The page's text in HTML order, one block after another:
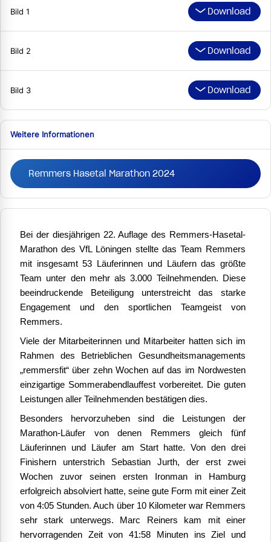
Bild 1 Download
Bild 2 Download
Bild 3 Download
Weitere Informationen
Remmers Hasetal Marathon 2024
Bei der diesjährigen 22. Auflage des Remmers-Hasetal-
Marathon des VfL Löningen stellte das Team Remmers
mit insgesamt 53 Läuferinnen und Läufern das größte
Team unter den mehr als 3.000 Teilnehmenden. Diese
beeindruckende Beteiligung unterstreicht das starke
Engagement und den sportlichen Teamgeist von
Remmers.
Viele der Mitarbeiterinnen und Mitarbeiter hatten sich im
Rahmen des Betrieblichen Gesundheitsmanagements
„remmersfit“ über zehn Wochen auf das im Nordwesten
einzigartige Sommerabendlauffest vorbereitet. Die guten
Leistungen aller Teilnehmenden bestätigen dies.
Besonders hervorzuheben sind die Leistungen der
Marathon-Läufer von denen Remmers gleich fünf
Läuferinnen und Läufer am Start hatte. Von den drei
Finishern unterstrich Sebastian Jurth, der erst zwei
Wochen zuvor seinen ersten Ironman in Hamburg
erfolgreich absolviert hatte, seine gute Form mit einer Zeit
von 4:05 Stunden. Auch über 10 Kilometer war Remmers
sehr stark unterwegs. Marc Reiners kam mit einer
hervorragenden Zeit von 41:58 Minuten ins Ziel und